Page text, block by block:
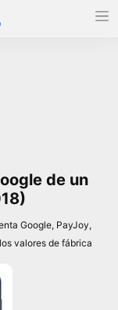
de un
Google, PayJoy,
valores de fábrica